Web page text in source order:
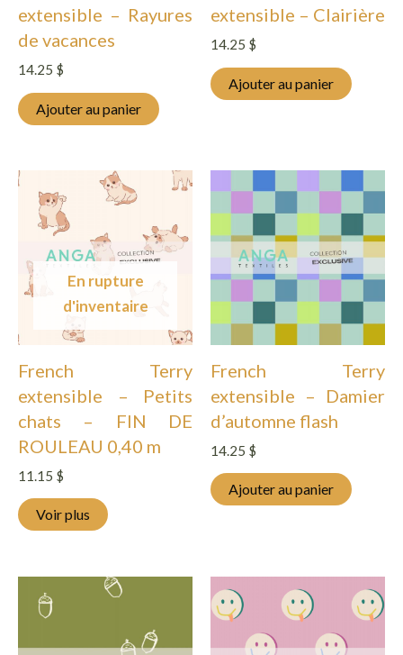
extensible – Rayures
de vacances
14.25 $
Ajouter au panier
extensible – Clairière
14.25 $
Ajouter au panier
En rupture
d'inventaire
French Terry
extensible – Petits
chats – FIN DE
ROULEAU 0,40 m
11.15 $
Voir plus
French Terry
extensible – Damier
d’automne flash
14.25 $
Ajouter au panier